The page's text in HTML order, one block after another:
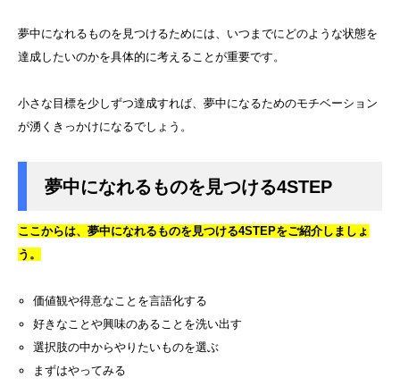
夢中になれるものを見つけるためには、いつまでにどのような状態を
達成したいのかを具体的に考えることが重要です。
小さな目標を少しずつ達成すれば、夢中になるためのモチベーション
が湧くきっかけになるでしょう。
夢中になれるものを見つける4STEP
ここからは、夢中になれるものを見つける4STEPをご紹介しましょ
う。
価値観や得意なことを言語化する
好きなことや興味のあることを洗い出す
選択肢の中からやりたいものを選ぶ
まずはやってみる